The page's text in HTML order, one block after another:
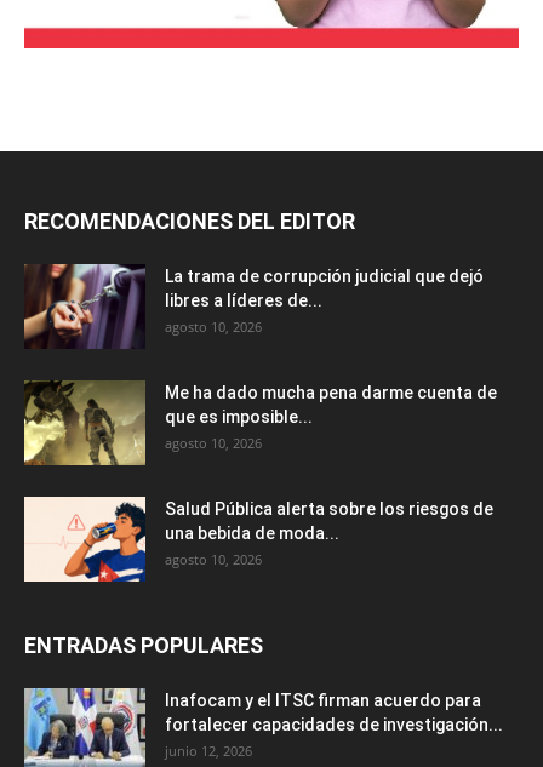
RECOMENDACIONES DEL EDITOR
La trama de corrupción judicial que dejó
libres a líderes de...
agosto 10, 2026
Me ha dado mucha pena darme cuenta de
que es imposible...
agosto 10, 2026
Salud Pública alerta sobre los riesgos de
una bebida de moda...
agosto 10, 2026
ENTRADAS POPULARES
Inafocam y el ITSC firman acuerdo para
fortalecer capacidades de investigación...
junio 12, 2026